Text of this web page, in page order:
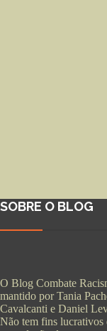
SOBRE O BLOG
O Blog Combate
mantido por Tania
Cavalcanti e Daniel
Não tem fins lucrativos